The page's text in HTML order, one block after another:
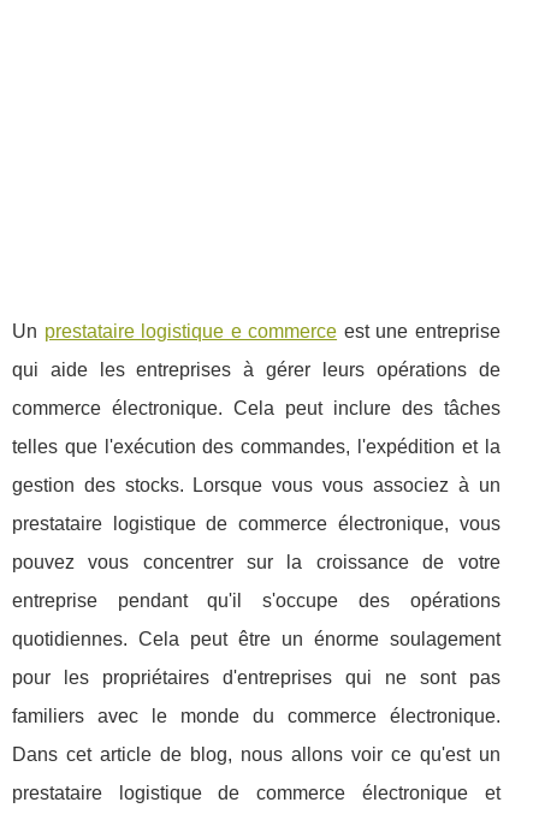
Un prestataire logistique e commerce est une entreprise
qui aide les entreprises à gérer leurs opérations de
commerce électronique. Cela peut inclure des tâches
telles que l'exécution des commandes, l'expédition et la
gestion des stocks. Lorsque vous vous associez à un
prestataire logistique de commerce électronique, vous
pouvez vous concentrer sur la croissance de votre
entreprise pendant qu'il s'occupe des opérations
quotidiennes. Cela peut être un énorme soulagement
pour les propriétaires d'entreprises qui ne sont pas
familiers avec le monde du commerce électronique.
Dans cet article de blog, nous allons voir ce qu'est un
prestataire logistique de commerce électronique et